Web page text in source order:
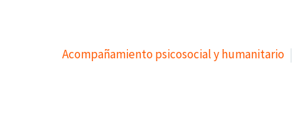
Acompañamiento psicosocial y humanitario